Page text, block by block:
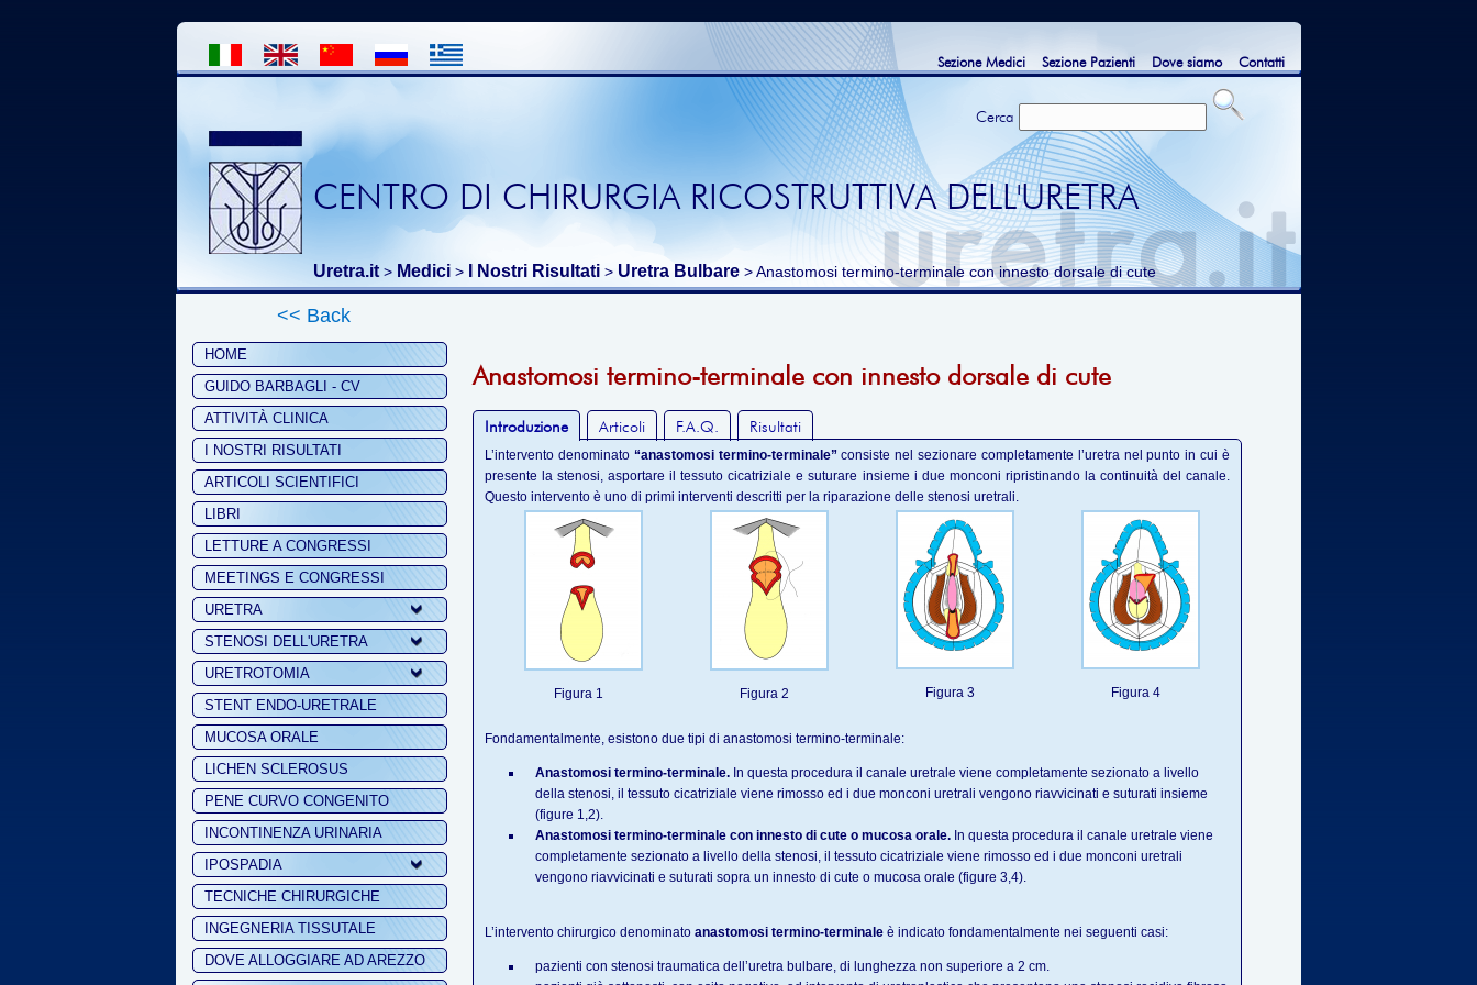
Contatti
Dove siamo
Sezione Pazienti
Sezione Medici
Cerca
CENTRO DI CHIRURGIA RICOSTRUTTIVA DELL'URETRA
Uretra.it > Medici > I Nostri Risultati > Uretra Bulbare > Anastomosi termino-terminale con innesto dorsale di cute
<< Back
HOME
GUIDO BARBAGLI - CV
ATTIVITÀ CLINICA
I NOSTRI RISULTATI
ARTICOLI SCIENTIFICI
LIBRI
LETTURE A CONGRESSI
MEETINGS E CONGRESSI
URETRA
STENOSI DELL'URETRA
URETROTOMIA
STENT ENDO-URETRALE
MUCOSA ORALE
LICHEN SCLEROSUS
PENE CURVO CONGENITO
INCONTINENZA URINARIA
IPOSPADIA
TECNICHE CHIRURGICHE
INGEGNERIA TISSUTALE
DOVE ALLOGGIARE AD AREZZO
Anastomosi termino-terminale con innesto dorsale di cute
Introduzione Articoli F.A.Q. Risultati
L’intervento denominato “anastomosi termino-terminale”consiste nel sezionare completamente l’uretra nel punto in cui è
presente la stenosi, asportare il tessuto cicatriziale e suturare insieme i due monconi ripristinando la continuità del canale.
Questo intervento è uno di primi interventi descritti per la riparazione delle stenosi uretrali.
Figura 1 Figura 2 Figura 3 Figura 4
Fondamentalmente, esistono due tipi di anastomosi termino-terminale:
Anastomosi termino-terminale.In questa procedura il canale uretrale viene completamente sezionato a livello
della stenosi, il tessuto cicatriziale viene rimosso ed i due monconi uretrali vengono riavvicinati e suturati insieme
(figure 1,2).
Anastomosi termino-terminale con innesto di cute o mucosa orale.In questa procedura il canale uretrale viene
completamente sezionato a livello della stenosi, il tessuto cicatriziale viene rimosso ed i due monconi uretrali
vengono riavvicinati e suturati sopra un innesto di cute o mucosa orale (figure 3,4).
L’intervento chirurgico denominato anastomosi termino-terminale è indicato fondamentalmente nei seguenti casi:
pazienti con stenosi traumatica dell’uretra bulbare, di lunghezza non superiore a 2 cm.